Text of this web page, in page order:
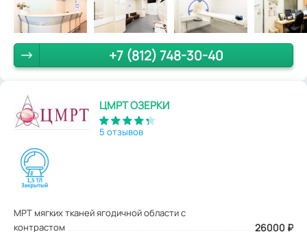
+7 (812) 748-30-40
ЦМРТ ОЗЕРКИ
5 отзывов
МРТ мягких тканей ягодичной области с
контрастом
26000 ₽